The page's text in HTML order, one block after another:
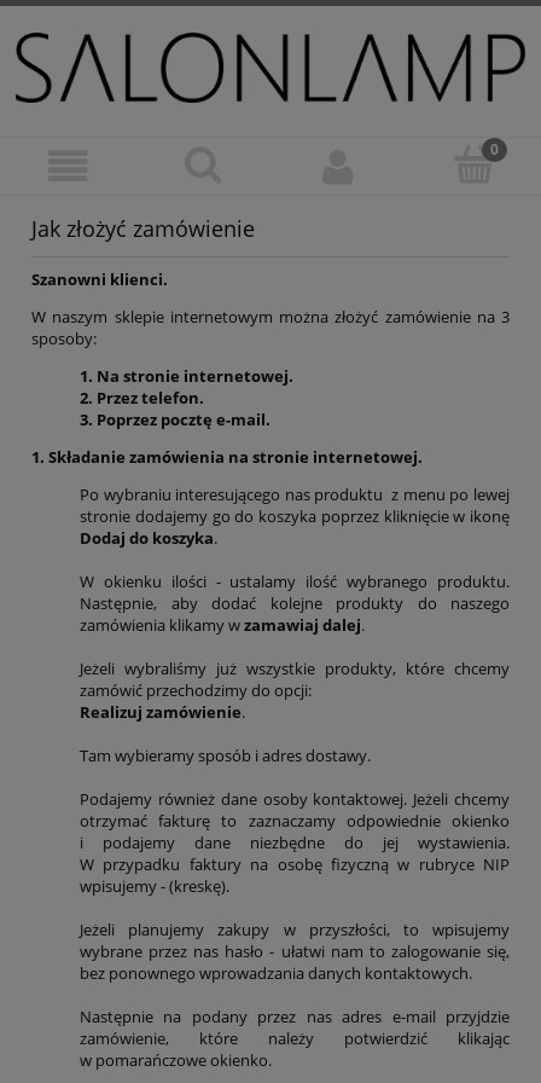
Jak złożyć zamówienie
Szanowni klienci.
W naszym sklepie internetowym można złożyć zamówienie na 3
sposoby:
1. Na stronie internetowej.
2. Przez telefon.
3. Poprzez pocztę e-mail.
1. Składanie zamówienia na stronie internetowej.
Po wybraniu interesującego nas produktu z menu po lewej
stronie dodajemy go do koszyka poprzez kliknięcie w ikonę
Dodaj do koszyka.
W okienku ilości - ustalamy ilość wybranego produktu.
Następnie, aby dodać kolejne produkty do naszego
zamówienia klikamy wzamawiaj dalej.
Jeżeli wybraliśmy już wszystkie produkty, które chcemy
zamówić przechodzimy do opcji:
Realizuj zamówienie.
Tam wybieramy sposób i adres dostawy.
Podajemy również dane osoby kontaktowej. Jeżeli chcemy
otrzymać fakturę to zaznaczamy odpowiednie okienko
i podajemy dane niezbędne do jej wystawienia.
W przypadku faktury na osobę fizyczną w rubryce NIP
wpisujemy - (kreskę).
Jeżeli planujemy zakupy w przyszłości, to wpisujemy
wybrane przez nas hasło - ułatwi nam to zalogowanie się,
bez ponownego wprowadzania danych kontaktowych.
Następnie na podany przez nas adres e-mail przyjdzie
zamówienie, które należy potwierdzić klikając
w pomarańczowe okienko.